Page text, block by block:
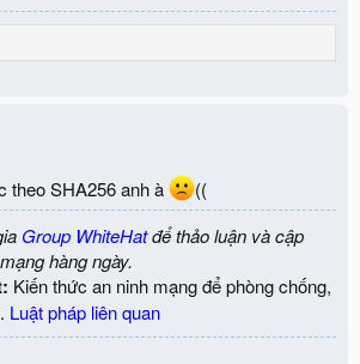
theo SHA256 anh à
((
Group WhiteHatđể thảo luận và cập
hàng ngày.
Kiến thức an ninh mạng để phòng chống,
Luật pháp liên quan